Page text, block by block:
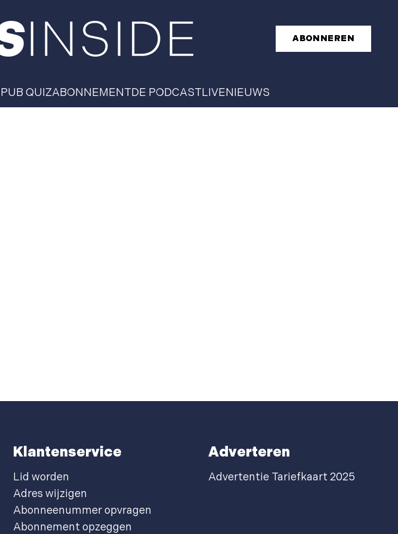
ABONNEREN
PUB QUIZABONNEMENTDE PODCASTLIVENIEUWS
Klantenservice
Lid worden
Adres wijzigen
Abonneenummer opvragen
Abonnement opzeggen
Adverteren
Advertentie Tariefkaart 2025